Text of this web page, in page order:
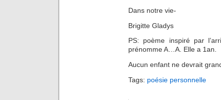
Dans notre vie-
Brigitte Gladys
PS: poème inspiré par
prénomme A…A. Elle a 1an.
Aucun enfant ne devrait
Tags: poésie personnelle